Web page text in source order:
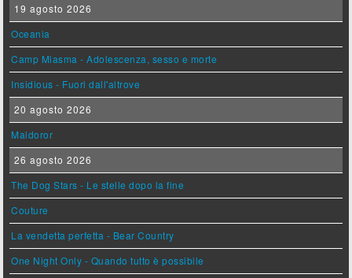
19 agosto 2026
Oceania
Camp Miasma - Adolescenza, sesso e morte
Insidious - Fuori dall'altrove
20 agosto 2026
Maldoror
26 agosto 2026
The Dog Stars - Le stelle dopo la fine
Couture
La vendetta perfetta - Bear Country
One Night Only - Quando tutto è possibile